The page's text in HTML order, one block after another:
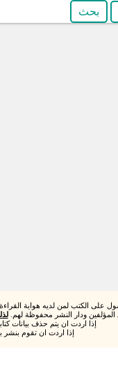
على الكتب لمن لديه هواية
ودار النشر محفوظة لهم.
إذا اردت ان يتم حذف بيانات
إذا اردت ان تقوم بنشر